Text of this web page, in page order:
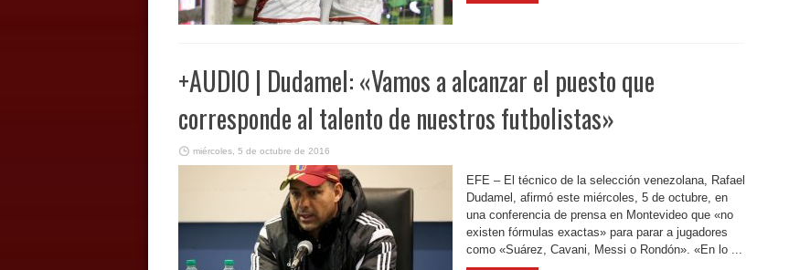
+AUDIO | Dudamel: «Vamos a alcanzar el puesto que
corresponde al talento de nuestros futbolistas»
miércoles, 5 de octubre de 2016
EFE – El técnico de la selección venezolana, Rafael
Dudamel, afirmó este miércoles, 5 de octubre, en
una conferencia de prensa en Montevideo que «no
existen fórmulas exactas» para parar a jugadores
como «Suárez, Cavani, Messi o Rondón». «En lo ...